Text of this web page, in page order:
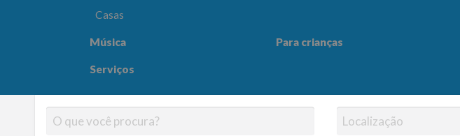
Casas
Música Para crianças
Serviços